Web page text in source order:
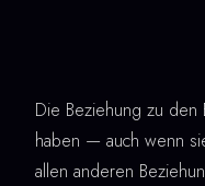
Die Beziehung zu den
haben — auch wenn
allen anderen